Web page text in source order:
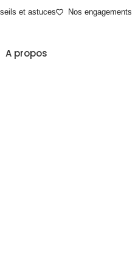
et astuces Nos engagements
A propos